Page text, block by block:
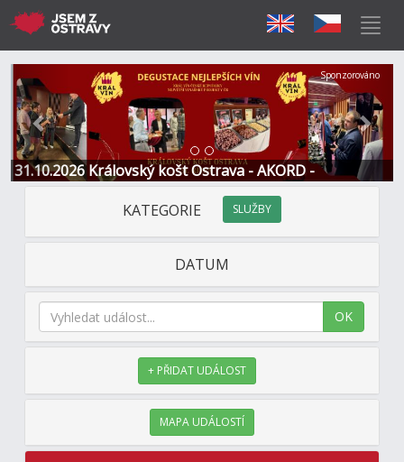
31.10.2026 Královský košt Ostrava - AKORD -
Restaurace a Hotel
Předchozí Další
Sponzorováno
KATEGORIE SLUŽBY
DATUM
OK
+ PŘIDAT UDÁLOST
MAPA UDÁLOSTÍ